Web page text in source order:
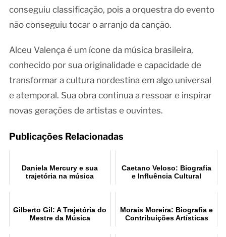
conseguiu classificação, pois a orquestra do evento
não conseguiu tocar o arranjo da canção.
Alceu Valença é um ícone da música brasileira,
conhecido por sua originalidade e capacidade de
transformar a cultura nordestina em algo universal
e atemporal. Sua obra continua a ressoar e inspirar
novas gerações de artistas e ouvintes.
Publicações Relacionadas
Daniela Mercury e sua
trajetória na música
Caetano Veloso: Biografia
e Influência Cultural
Gilberto Gil: A Trajetória do
Mestre da Música
Morais Moreira: Biografia e
Contribuições Artísticas